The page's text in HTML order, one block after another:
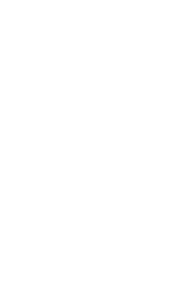
スティブナイトは低温の熱水鉱床にシ
共に産出する硫化鉱物で、稀少金属アン
アンチモナイトとも呼ばれており、ステ
チモンを意味するラテン語のstibiumに
斜方晶系で、縦に条線の入った柱状・
こちらのスティブナイトは、細長い針状
って放射状に伸びながら絡み合い、立
中央部には空洞が生じており、結晶が
造になっています。一部に劈開による平
結晶表面には金属光沢があり、光を当
ます。また、結晶の長軸方向に沿って細
※硬度2と軟らかく、取り扱いの際は結